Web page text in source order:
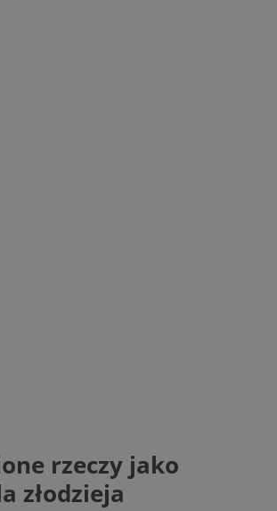
rzeczy jako
złodzieja